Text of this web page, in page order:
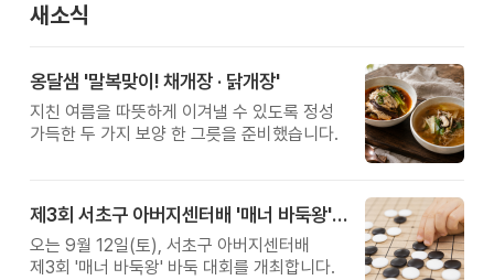
새소식
옹달샘 '말복맞이! 채개장 · 닭개장'
지친 여름을 따뜻하게 이겨낼 수 있도록 정성
가득한 두 가지 보양 한 그릇을 준비했습니다.
제3회 서초구 아버지센터배 '매너 바둑왕' 대회
오는 9월 12일(토), 서초구 아버지센터배
제3회 '매너 바둑왕' 바둑 대회를 개최합니다.